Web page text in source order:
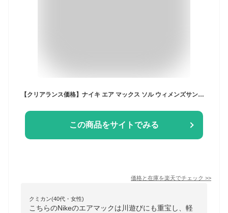
【クリアランス価格】ナイキ エア マックス ソル ウィメンズサンダル NIKE エアマックス AIR MAX レディース スポーツサンダル スポサン 軽量 スポーティー ブラック 黒 川遊び ジム 海 プール SU25
この商品をサイトでみる
価格と在庫を楽天でチェック >>
クミカン(40代・女性)
こちらのNikeのエアマックは川遊びにも重宝し、軽